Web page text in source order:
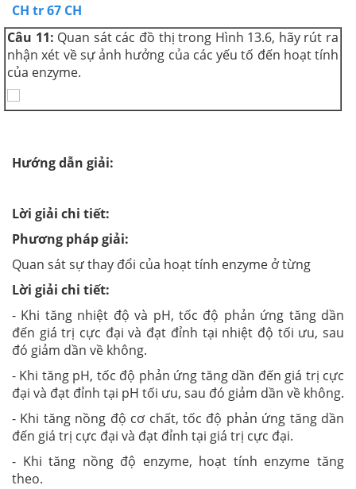
CH tr 67 CH
Câu 11: Quan sát các đồ thị trong Hình 13.6, hãy rút ra
nhận xét về sự ảnh hưởng của các yếu tố đến hoạt tính
của enzyme.
Hướng dẫn giải:
Lời giải chi tiết:
Phương pháp giải:
Quan sát sự thay đổi của hoạt tính enzyme ở từng
Lời giải chi tiết:
- Khi tăng nhiệt độ và pH, tốc độ phản ứng tăng dần
đến giá trị cực đại và đạt đỉnh tại nhiệt độ tối ưu, sau
đó giảm dần về không.
- Khi tăng pH, tốc độ phản ứng tăng dần đến giá trị cực
đại và đạt đỉnh tại pH tối ưu, sau đó giảm dần về không.
- Khi tăng nồng độ cơ chất, tốc độ phản ứng tăng dần
đến giá trị cực đại và đạt đỉnh tại giá trị cực đại.
- Khi tăng nồng độ enzyme, hoạt tính enzyme tăng
theo.